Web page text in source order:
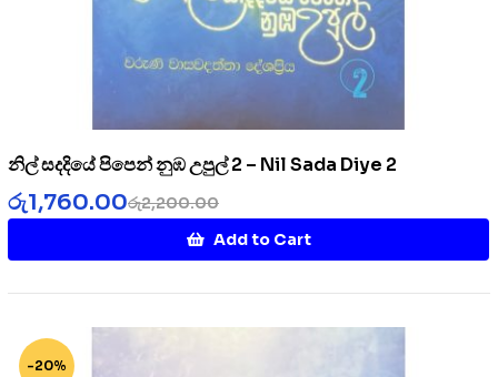
නිල් සදදියේ පිපෙන් නුඹ උපුල් 2 – Nil Sada Diye 2
රු2,200.00
රු1,760.00
Add to Cart
-20%